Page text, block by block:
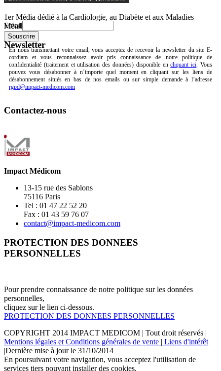
1er Média dédié à la Cardiologie, au Diabète et aux Maladies
Métaboliques.
Newsletter
Email
En nous transmettant votre email, vous acceptez de recevoir la newsletter du site E-
cordiam et vous reconnaissez avoir pris connaissance de notre politique de
confidentialité (traitement et utilisation des données) disponible encliquant ici. Vous
pouvez vous désabonner à n’importe quel moment en cliquant sur les liens de
désabonnement situés en bas de nos emails ou sur simple demande à l’adresse
rgpd@impact-medicom.com
Contactez-nous
Impact Médicom
13-15 rue des Sablons
75116 Paris
Tel : 01 47 22 52 20
Fax : 01 43 59 76 07
contact@impact-medicom.com
PROTECTION DES DONNEES
PERSONNELLES
Pour prendre connaissance de notre politique sur les données
personnelles,
cliquez sur le lien ci-dessous.
PROTECTION DES DONNEES PERSONNELLES
COPYRIGHT 2014 IMPACT MEDICOM | Tout droit réservés |
Mentions légales et Conditions générales de vente | Liens d'intérêt
|Dernière mise à jour le 31/10/2014
En poursuivant votre navigation, vous acceptez l'utilisation de
services tiers pouvant installer des cookies.